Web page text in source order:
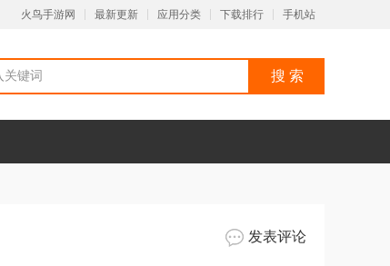
火鸟手游网 最新更新 应用分类 下载排行 手机站
发表评论